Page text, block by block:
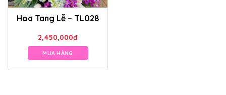
Hoa Tang Lễ – TL028
2,450,000đ
MUA HÀNG